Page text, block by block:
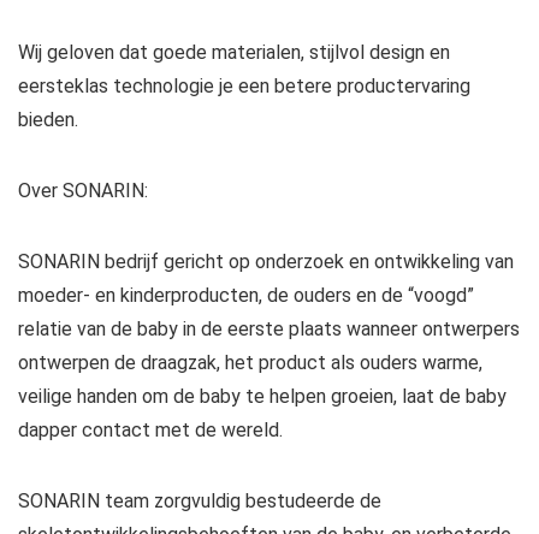
Wij geloven dat goede materialen, stijlvol design en
eersteklas technologie je een betere productervaring
bieden.
Over SONARIN:
SONARIN bedrijf gericht op onderzoek en ontwikkeling van
moeder- en kinderproducten, de ouders en de “voogd”
relatie van de baby in de eerste plaats wanneer ontwerpers
ontwerpen de draagzak, het product als ouders warme,
veilige handen om de baby te helpen groeien, laat de baby
dapper contact met de wereld.
SONARIN team zorgvuldig bestudeerde de